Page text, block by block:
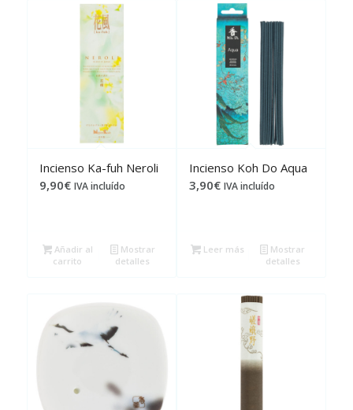
Incienso Ka-fuh Neroli
9,90€ IVA incluído
Añadir al
carrito
Mostrar
detalles
Incienso Koh Do Aqua
3,90€ IVA incluído
Leer más
Mostrar
detalles